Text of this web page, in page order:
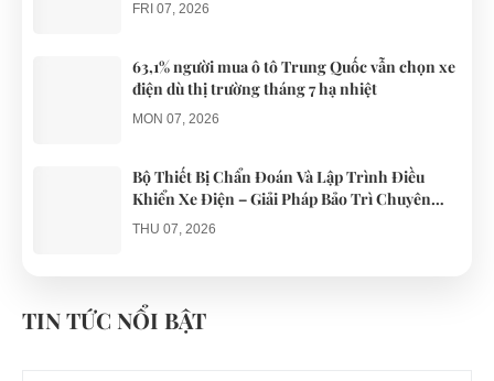
FRI 07, 2026
63,1% người mua ô tô Trung Quốc vẫn chọn xe
điện dù thị trường tháng 7 hạ nhiệt
MON 07, 2026
Bộ Thiết Bị Chẩn Đoán Và Lập Trình Điều
Khiển Xe Điện – Giải Pháp Bảo Trì Chuyên
Nghiệp
THU 07, 2026
gổ khi đón du khách ở Quy Nhơn
MON 07, 2026
TIN TỨC NỔI BẬT